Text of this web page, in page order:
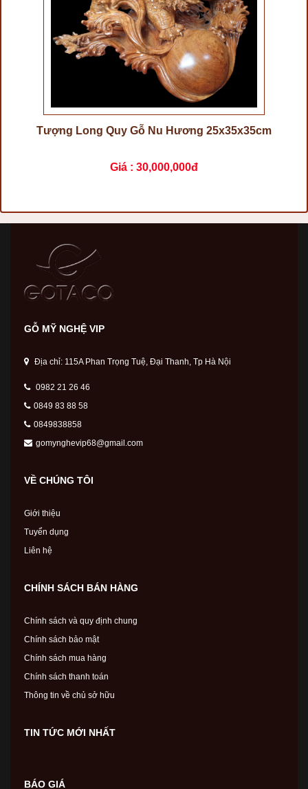
Tượng Long Quy Gỗ Nu Hương 25x35x35cm
Giá : 30,000,000đ
GỖ MỸ NGHỆ VIP
Địa chỉ: 115A Phan Trọng Tuệ, Đại Thanh, Tp Hà Nội
0982 21 26 46
0849 83 88 58
0849838858
gomynghevip68@gmail.com
VỀ CHÚNG TÔI
Giới thiệu
Tuyển dụng
Liên hệ
CHÍNH SÁCH BÁN HÀNG
Chính sách và quy định chung
Chính sách bảo mật
Chính sách mua hàng
Chính sách thanh toán
Thông tin về chủ sở hữu
TIN TỨC MỚI NHẤT
BÁO GIÁ